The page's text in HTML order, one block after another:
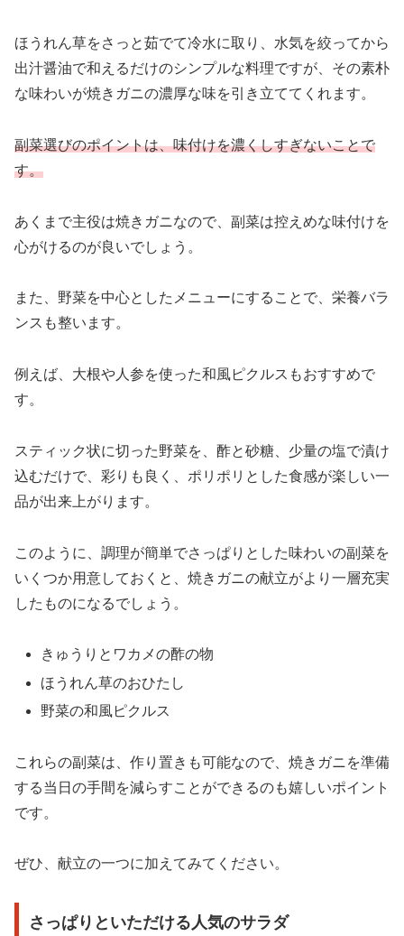
ほうれん草をさっと茹でて冷水に取り、水気を絞ってから
出汁醤油で和えるだけのシンプルな料理ですが、その素朴
な味わいが焼きガニの濃厚な味を引き立ててくれます。
副菜選びのポイントは、味付けを濃くしすぎないことで
す。
あくまで主役は焼きガニなので、副菜は控えめな味付けを
心がけるのが良いでしょう。
また、野菜を中心としたメニューにすることで、栄養バラ
ンスも整います。
例えば、大根や人参を使った和風ピクルスもおすすめで
す。
スティック状に切った野菜を、酢と砂糖、少量の塩で漬け
込むだけで、彩りも良く、ポリポリとした食感が楽しい一
品が出来上がります。
このように、調理が簡単でさっぱりとした味わいの副菜を
いくつか用意しておくと、焼きガニの献立がより一層充実
したものになるでしょう。
きゅうりとワカメの酢の物
ほうれん草のおひたし
野菜の和風ピクルス
これらの副菜は、作り置きも可能なので、焼きガニを準備
する当日の手間を減らすことができるのも嬉しいポイント
です。
ぜひ、献立の一つに加えてみてください。
さっぱりといただける人気のサラダ